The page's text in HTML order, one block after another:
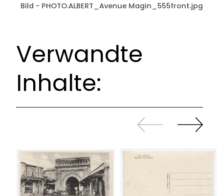
Bild - PHOTO.ALBERT_Avenue Magin_555front.jpg
Verwandte
Inhalte:
Zurück
sliden
Weiter
sliden